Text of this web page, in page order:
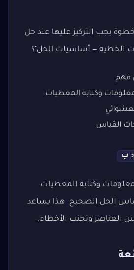
يجب التركيز عليها عند حل
الخطية — أساسيات الحل"؟
فهم
وكتابة المعطيات
القياس
ب
وكتابة المعطيات
الحل الصحيح. هذا يساعد
العناصر وتجنب الأخطاء.